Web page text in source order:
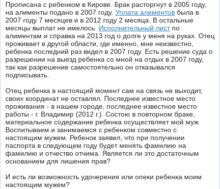
Прописана с ребенком в Кирове. Брак расторгнут в 2005 году,
на алименты подано в 2007 году. Уплата алиментов была в
2007 году 7 месяцев и в 2012 году 2 месяца. В остальные
месяцы выплат не имелось. Исполнительный листпо
алиментам и справка на 2013 год о долге у меня на руках. Отец
проживает в другой области, где именно, мне неизвестно,
ребенка последний раз видел в 2007 году. Есть решение суда о
разрешении на выезд ребенка со мной на отдых в 2007 году,
так как разрешение самостоятельно он отказывался
подписывать.
Отец ребенка в настоящий момент сам на связь не выходит,
своих координат не оставлял. Последнее известное место
проживания - в нашем городе, последнее известное место
работы - г. Владимир (2012 г.). Состою в повторном браке,
материальное содержание ребенка осуществляет мой муж.
Воспитываем и занимаемся с ребенком совместно с
настоящим мужем. Ребенок заявил, что при получении
паспорта в следующем году будет менять фамилию на
фамилию и отчество отчима. Является ли это достаточным
основанием для лишения прав?
И есть ли возможность удочерения или опеки ребенка моим
настоящим мужем?